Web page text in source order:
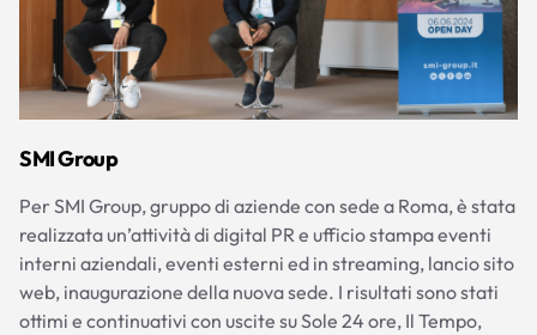
SMI Group
Per SMI Group, gruppo di aziende con sede a Roma, è stata
realizzata un’attività di digital PR e ufficio stampa eventi
interni aziendali, eventi esterni ed in streaming, lancio sito
web, inaugurazione della nuova sede. I risultati sono stati
ottimi e continuativi con uscite su Sole 24 ore, Il Tempo,